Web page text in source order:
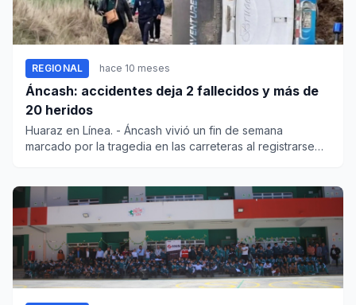
REGIONAL hace 10 meses
Áncash: accidentes deja 2 fallecidos y más de
20 heridos
Huaraz en Línea. - Áncash vivió un fin de semana
marcado por la tragedia en las carreteras al registrarse